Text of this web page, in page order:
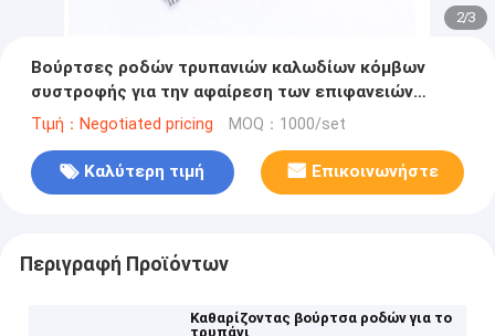
2/3
Βούρτσες ροδών τρυπανιών καλωδίων κόμβων
συστροφής για την αφαίρεση των επιφανειών
τριψίματος διάβρωσης σκουριάς
Τιμή：Negotiated pricing MOQ：1000/set
Καλύτερη τιμή Επικοινωνήστε
Περιγραφή Προϊόντων
Καθαρίζοντας βούρτσα ροδών για το
τρυπάνι